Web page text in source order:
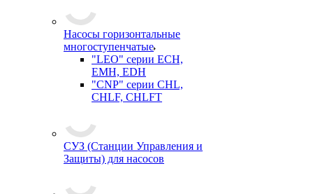
Насосы горизонтальные
многоступенчатые
"LEO" серии ECH,
EMH, EDH
"CNP" серии CHL,
CHLF, CHLFT
СУЗ (Станции Управления и
Защиты) для насосов